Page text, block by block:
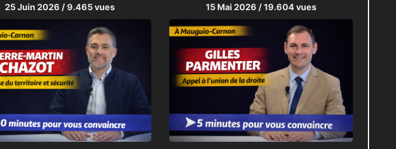
25 Juin 2026 / 9.465 vues 15 Mai 2026 / 19.604 vues